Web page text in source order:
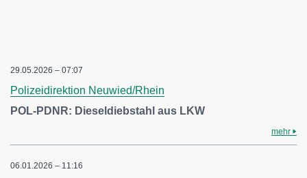
29.05.2026 – 07:07
Polizeidirektion Neuwied/Rhein
POL-PDNR: Dieseldiebstahl aus LKW
mehr
06.01.2026 – 11:16